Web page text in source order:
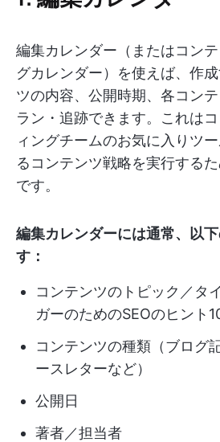
編集カレンダー（またはコン
グカレンダー）を使えば、作
ツの内容、公開時期、各コン
ラン・追跡できます。これは
ィングチームのお気に入りツ
るコンテンツ戦略を実行する
です。
編集カレンダーには通常、以
す：
コンテンツのトピック／タ
ガーのためのSEOのヒント
コンテンツの種類（ブログ
ースレターなど）
公開日
著者／担当者